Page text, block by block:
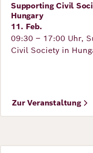
Robert Bosch
Veranstaltung
Supporting Civil
Hungary
11. Feb.
09:30 – 17:00 Uhr,
Civil Society in
Zur Veranstaltung